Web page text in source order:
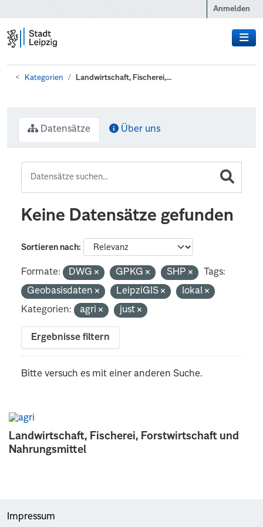
Anmelden
Kategorien Landwirtschaft, Fischerei,...
Landwirtschaft, Fischerei, Forstwirtschaft und
Nahrungsmittel
Datensätze Über uns
Keine Datensätze gefunden
Sortieren nach
Formate: DWG GPKG SHP
Tags:
Geobasisdaten
LeipziGIS
lokal
Kategorien:
agri just
Ergebnisse filtern
Bitte versuch es mit einer anderen Suche.
Impressum